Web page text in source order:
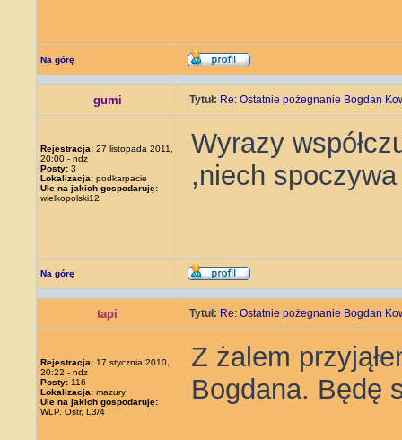
Na górę
gumi Tytuł: Re: Ostatnie pożegnanie Bogdan
Rejestracja: 27 listopada 2011,
20:00 - ndz
Posty: 3
Lokalizacja: podkarpacie
Ule na jakich gospodaruję:
wielkopolski12
Wyrazy
,niech
Na górę
tapi Tytuł: Re: Ostatnie pożegnanie Bogdan
Rejestracja: 17 stycznia 2010,
20:22 - ndz
Posty: 116
Lokalizacja: mazury
Ule na jakich gospodaruję:
WLP. Ostr, L3/4
Z żalem
Bogdana. Będę